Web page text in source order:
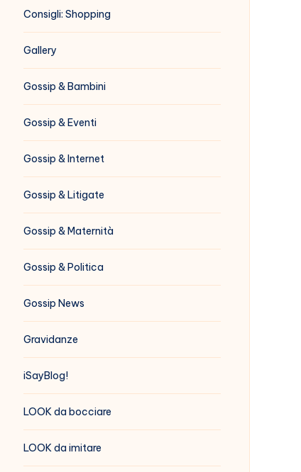
Consigli: Shopping
Gallery
Gossip & Bambini
Gossip & Eventi
Gossip & Internet
Gossip & Litigate
Gossip & Maternità
Gossip & Politica
Gossip News
Gravidanze
iSayBlog!
LOOK da bocciare
LOOK da imitare